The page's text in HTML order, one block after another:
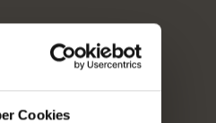
Cookies